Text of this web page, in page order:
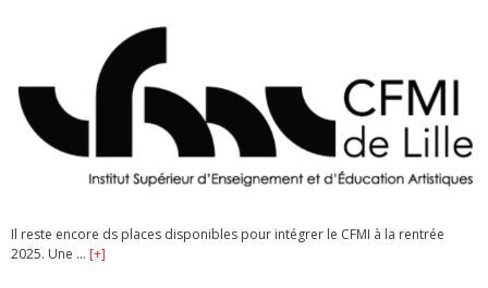
Il reste encore ds places disponibles pour intégrer le CFMI à la rentrée
2025. Une … [+]